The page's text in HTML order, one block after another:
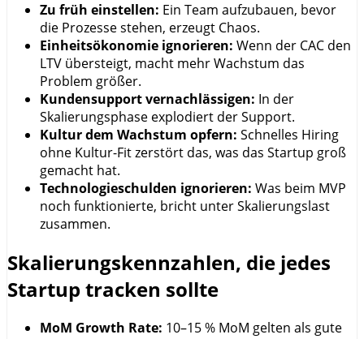
Zu früh einstellen: Ein Team aufzubauen, bevor
die Prozesse stehen, erzeugt Chaos.
Einheitsökonomie ignorieren: Wenn der CAC den
LTV übersteigt, macht mehr Wachstum das
Problem größer.
Kundensupport vernachlässigen: In der
Skalierungsphase explodiert der Support.
Kultur dem Wachstum opfern: Schnelles Hiring
ohne Kultur-Fit zerstört das, was das Startup groß
gemacht hat.
Technologieschulden ignorieren: Was beim MVP
noch funktionierte, bricht unter Skalierungslast
zusammen.
Skalierungskennzahlen, die jedes
Startup tracken sollte
MoM Growth Rate: 10–15 % MoM gelten als gute